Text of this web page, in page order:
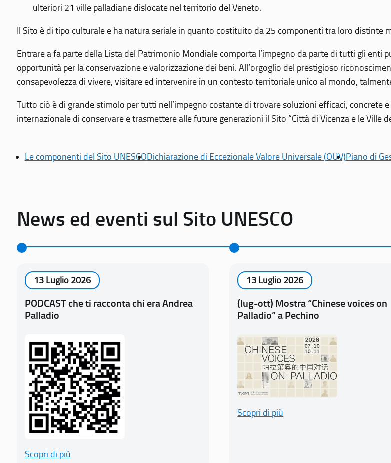
ulteriori 21 ville palladiane dislocate nel territorio del Veneto.
Il Sito è di tipo culturale e ha natura seriale in quanto costituito da 25 componenti tra loro distinte
Entrare a fa parte della Lista del Patrimonio Mondiale comporta l’impegno da parte di tutti gli enti
opportunità per la conservazione e valorizzazione dei beni. All’orgoglio del prestigioso
consapevolezza di vivere, visitare ed intervenire in un contesto territoriale unico al mondo,
Tutto ciò è di grande stimolo per tutti nell’impegno costante di trovare soluzioni efficaci, concrete
internazionale di conservare e trasmettere alle future generazioni il Sito “Città di Vicenza e le Ville
Le componenti del Sito UNESCODichiarazione di Eccezionale Valore Universale (OUV)Piano di
News ed eventi sul Sito UNESCO
13 Luglio 2026
PODCAST che ti racconta chi era Andrea
Palladio
Scopri di più
13 Luglio 2026
(lug-ott) Mostra “Chinese voices on
Palladio” a Pechino
Scopri di più